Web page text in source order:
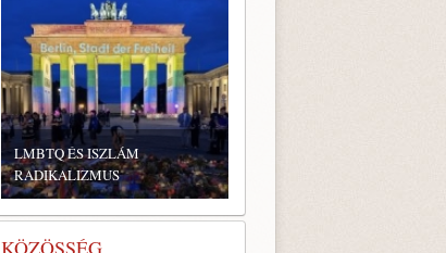
LMBTQ ÉS ISZLÁM
RADIKALIZMUS
KÖZÖSSÉG